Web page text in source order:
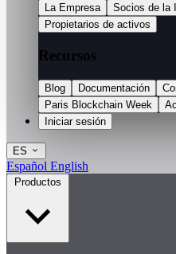
La Empresa Socios de la
Propietarios de activos
Recursos
Blog Documentación
Paris Blockchain Week
Iniciar sesión
ES
Español English
Productos